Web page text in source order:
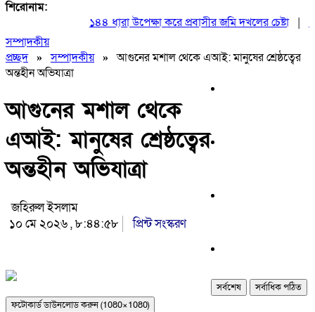
শিরোনাম:
১৪৪ ধারা উপেক্ষা করে প্রবাসীর জমি দখলের চেষ্টা| ২০
সম্পাদকীয়
প্রচ্ছদ»সম্পাদকীয়»আগুনের মশাল থেকে এআই: মানুষের শ্রেষ্ঠত্বের
অন্তহীন অভিযাত্রা
আগুনের মশাল থেকে
এআই: মানুষের শ্রেষ্ঠত্বের
অন্তহীন অভিযাত্রা
জহিরুল ইসলাম
১০ মে ২০২৬ , ৮:৪৪:৫৮
প্রিন্ট সংস্করণ
ফটোকার্ড ডাউনলোড করুন (1080×1080)
সর্বশেষ সর্বাধিক পঠিত